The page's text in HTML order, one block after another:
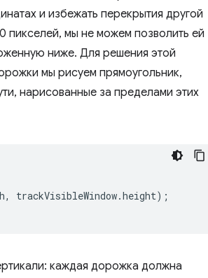
и ​​избежать перекрытия другой
мы не можем позволить ей
ниже. Для решения этой
мы рисуем прямоугольник,
нарисованные за пределами этих
, trackVisibleWindow.height);
каждая дорожка должна